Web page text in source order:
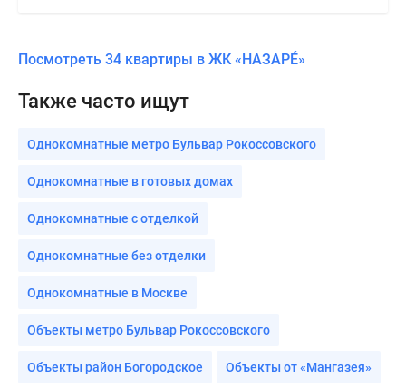
Посмотреть 34 квартиры в ЖК «НАЗАРÉ»
Также часто ищут
Однокомнатные метро Бульвар Рокоссовского
Однокомнатные в готовых домах
Однокомнатные с отделкой
Однокомнатные без отделки
Однокомнатные в Москве
Объекты метро Бульвар Рокоссовского
Объекты район Богородское Объекты от «Мангазея»